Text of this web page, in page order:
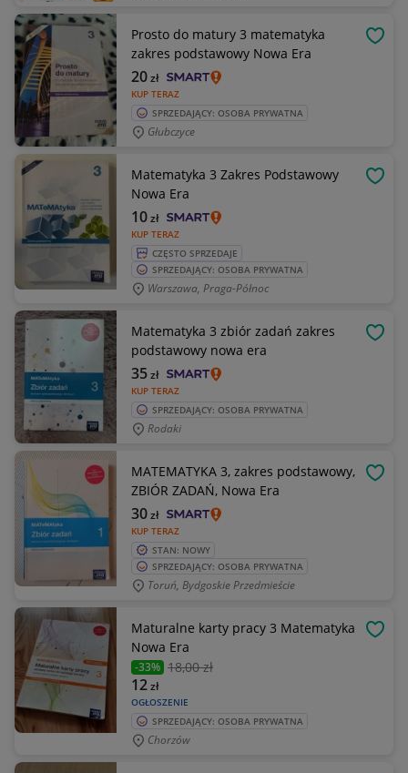
Prosto do matury 3 matematyka
zakres podstawowy Nowa Era
KUP TERAZ
20zł
SPRZEDAJĄCY: OSOBA PRYWATNA
Głubczyce
Matematyka 3 Zakres Podstawowy
Nowa Era
KUP TERAZ
10zł
CZĘSTO SPRZEDAJE
SPRZEDAJĄCY: OSOBA PRYWATNA
Warszawa, Praga-Północ
Matematyka 3 zbiór zadań zakres
podstawowy nowa era
KUP TERAZ
35zł
SPRZEDAJĄCY: OSOBA PRYWATNA
Rodaki
MATEMATYKA 3, zakres podstawowy,
ZBIÓR ZADAŃ, Nowa Era
KUP TERAZ
30zł
STAN: NOWY
SPRZEDAJĄCY: OSOBA PRYWATNA
Toruń, Bydgoskie Przedmieście
Maturalne karty pracy 3 Matematyka
Nowa Era
-33% 18,00 zł
OGŁOSZENIE
12zł
SPRZEDAJĄCY: OSOBA PRYWATNA
Chorzów